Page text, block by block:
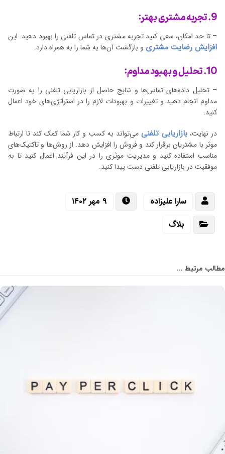
9. تجربه مشتری بهتر:
– تا حد امکان، سعی کنید تجربه مشتری در تماس تلفنی را بهبود دهید. این
افزایش رضایت مشتری و بازگشت آن‌ها به شما را به همراه دارد.
10. تحلیل و بهبود مداوم:
– تحلیل داده‌های تماس‌ها و نتایج حاصل از بازاریابی تلفنی را به صورت
مداوم انجام دهید و تغییرات و بهبودات لازم را در استراتژی‌های خود اعمال
کنید.
در نهایت،بازاریابی تلفنی می‌تواند به کسب و کار شما کمک کند تا ارتباط
موثر با مشتریان برقرار کند و فروش را افزایش دهد. از روش‌ها و تاکتیک‌های
مناسب استفاده کنید و مدیریت موثری را در این فرآیند اعمال کنید تا به
موفقیت در بازاریابی تلفنی دست پیدا کنید.
سارا علیزاده
۹ مهر ۱۴۰۲
بلاگ
مطالب مرتبط ...